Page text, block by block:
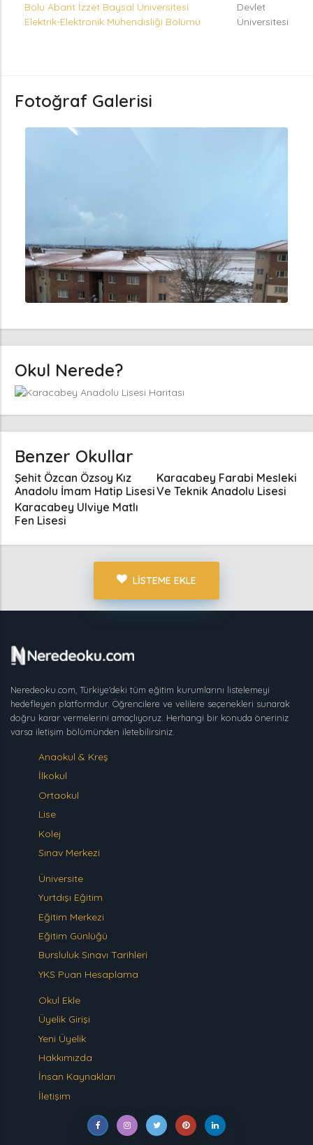
Bolu Abant İzzet Baysal Üniversitesi
Elektrik-Elektronik Mühendisliği Bölümü
Devlet
Üniversitesi
Fotoğraf Galerisi
Okul Nerede?
Benzer Okullar
Şehit Özcan Özsoy Kız
Anadolu İmam Hatip Lisesi
Karacabey Farabi Mesleki
Ve Teknik Anadolu Lisesi
Karacabey Ulviye Matlı
Fen Lisesi
LISTEME EKLE
Neredeoku.com, Türkiye'deki tüm eğitim kurumlarını listelemeyi
hedefleyen platformdur. Öğrencilere ve velilere seçenekleri sunarak
doğru karar vermelerini amaçlıyoruz. Herhangi bir konuda öneriniz
varsa iletişim bölümünden iletebilirsiniz.
Anaokul & Kreş
İlkokul
Ortaokul
Lise
Kolej
Sınav Merkezi
Üniversite
Yurtdışı Eğitim
Eğitim Merkezi
Eğitim Günlüğü
Bursluluk Sınavı Tarihleri
YKS Puan Hesaplama
Okul Ekle
Üyelik Girişi
Yeni Üyelik
Hakkımızda
İnsan Kaynakları
İletişim